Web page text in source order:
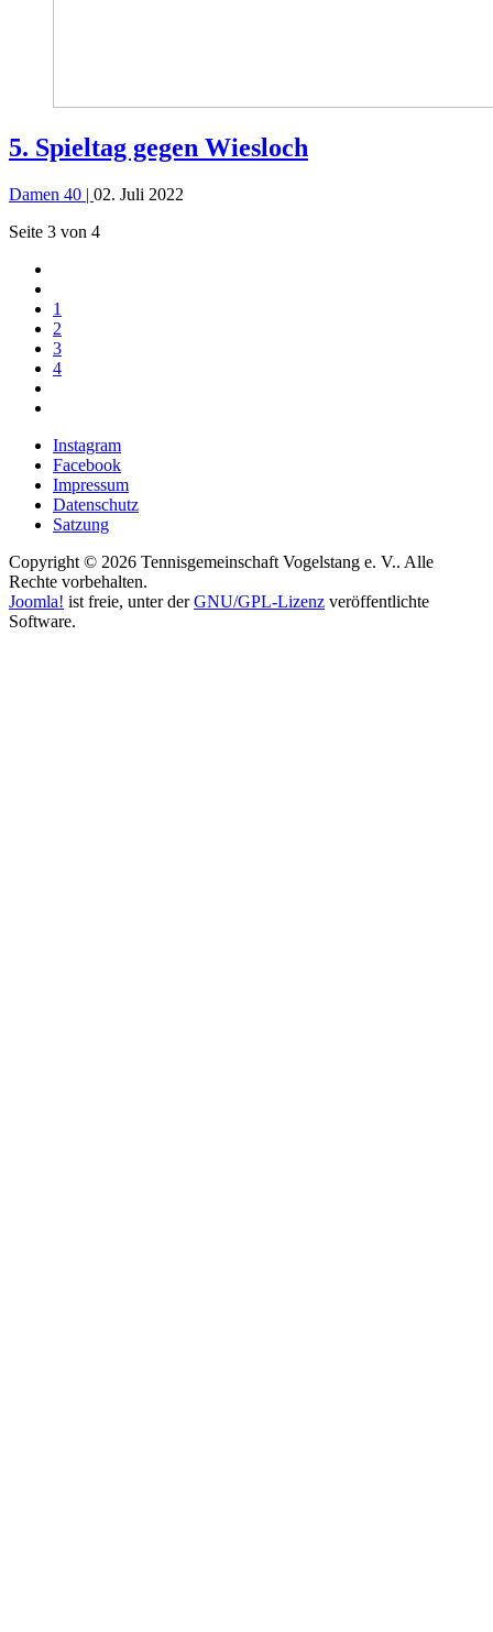
5. Spieltag gegen Wiesloch
Damen 40 | 02. Juli 2022
Seite 3 von 4
1
2
3
4
Instagram
Facebook
Impressum
Datenschutz
Satzung
Copyright © 2026 Tennisgemeinschaft Vogelstang e. V.. Alle
Rechte vorbehalten.
Joomla! ist freie, unter derGNU/GPL-Lizenz veröffentlichte
Software.